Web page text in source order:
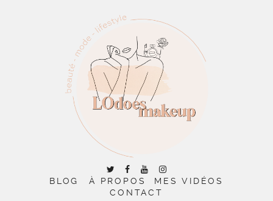
BLOG À PROPOS
MES VIDÉOS
CONTACT